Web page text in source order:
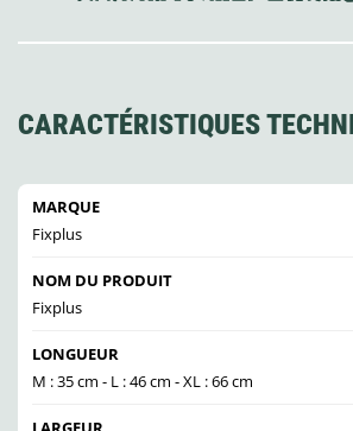
CARACTÉRISTIQUES
MARQUE
Fixplus
NOM DU PRODUIT
Fixplus
LONGUEUR
M : 35 cm - L : 46 cm - XL : 66 cm